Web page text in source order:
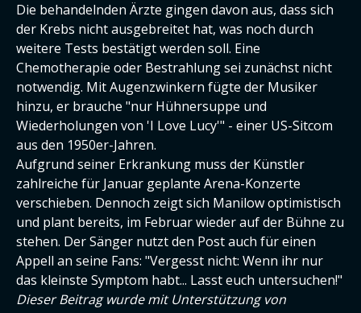
Die behandelnden Ärzte gingen davon aus, dass sich
der Krebs nicht ausgebreitet hat, was noch durch
weitere Tests bestätigt werden soll. Eine
Chemotherapie oder Bestrahlung sei zunächst nicht
notwendig. Mit Augenzwinkern fügte der Musiker
hinzu, er brauche "nur Hühnersuppe und
Wiederholungen von 'I Love Lucy'" - einer US-Sitcom
aus den 1950er-Jahren.
Aufgrund seiner Erkrankung muss der Künstler
zahlreiche für Januar geplante Arena-Konzerte
verschieben. Dennoch zeigt sich Manilow optimistisch
und plant bereits, im Februar wieder auf der Bühne zu
stehen. Der Sänger nutzt den Post auch für einen
Appell an seine Fans: "Vergesst nicht: Wenn ihr nur
das kleinste Symptom habt... Lasst euch untersuchen!"
Dieser Beitrag wurde mit Unterstützung von